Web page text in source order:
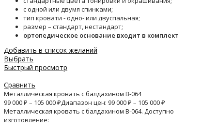
с одной или двумя спинками;
тип кровати - одно- или двуспальная;
размер – стандарт, нестандарт;
ортопедическое основание входит в комплект
Добавить в список желаний
Выбрать
Быстрый просмотр
Сравнить
Металлическая кровать с балдахином B-064
99 000₽ – 105 000₽Диапазон цен: 99 000 ₽ – 105 000 ₽
Металлическая кровать с балдахином B-064. Доступно
изготовление: